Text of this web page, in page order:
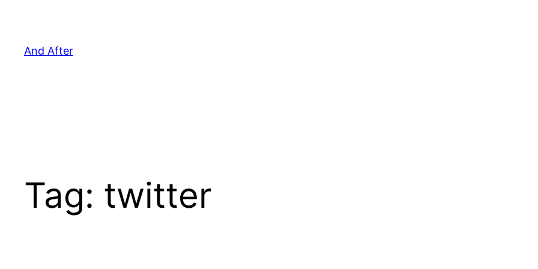
And After
Tag: twitter